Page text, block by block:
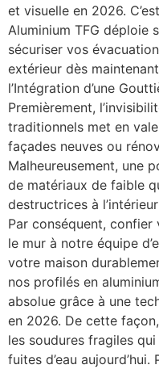
et visuelle en 2026.
Aluminium TFG déploie
sécuriser vos
extérieur dès
l’Intégration d’une
Premièrement,
traditionnels met en
façades neuves ou
Malheureusement, une
de matériaux de faible
destructrices à
Par conséquent,
le mur à notre équipe
votre maison
nos profilés en
absolue grâce à une
en 2026. De cette
les soudures fragiles
fuites d’eau